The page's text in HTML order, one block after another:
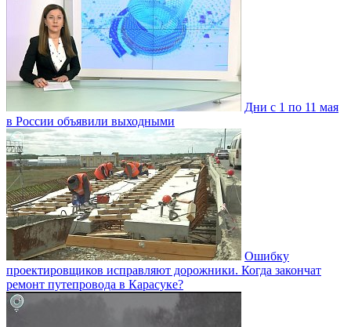
Дни с 1 по 11 мая
в России объявили выходными
Ошибку
проектировщиков исправляют дорожники. Когда закончат
ремонт путепровода в Карасуке?